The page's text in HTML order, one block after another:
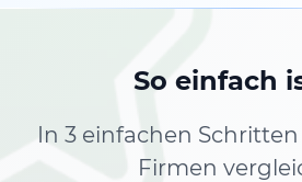
So einfach
In 3 einfachen Schritten
Firmen